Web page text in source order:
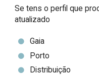
Se tens o perfil que
atualizado
Gaia
Porto
Distribuição